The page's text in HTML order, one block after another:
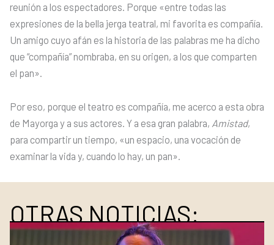
reunión a los espectadores. Porque «entre todas las
expresiones de la bella jerga teatral, mi favorita es compañía.
Un amigo cuyo afán es la historia de las palabras me ha dicho
que “compañía” nombraba, en su origen, a los que comparten
el pan».
Por eso, porque el teatro es compañía, me acerco a esta obra
de Mayorga y a sus actores. Y a esa gran palabra, Amistad,
para compartir un tiempo, «un espacio, una vocación de
examinar la vida y, cuando lo hay, un pan».
OTRAS NOTICIAS: